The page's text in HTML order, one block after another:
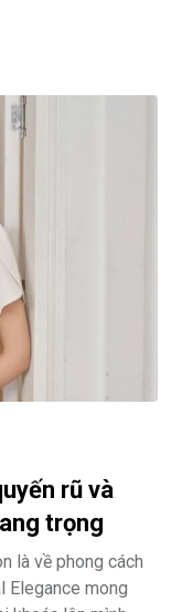
rũ và
trọng
là về phong cách
Elegance mong